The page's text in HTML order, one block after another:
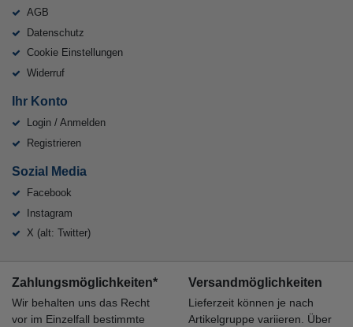
AGB
Datenschutz
Cookie Einstellungen
Widerruf
Ihr Konto
Login / Anmelden
Registrieren
Sozial Media
Facebook
Instagram
X (alt: Twitter)
Zahlungsmöglichkeiten*
Wir behalten uns das Recht
vor im Einzelfall bestimmte
Versandmöglichkeiten
Lieferzeit können je nach
Artikelgruppe variieren. Über